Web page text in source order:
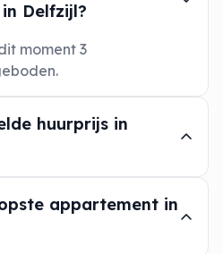
Delfzijl?
moment 3
huurprijs in
appartement in